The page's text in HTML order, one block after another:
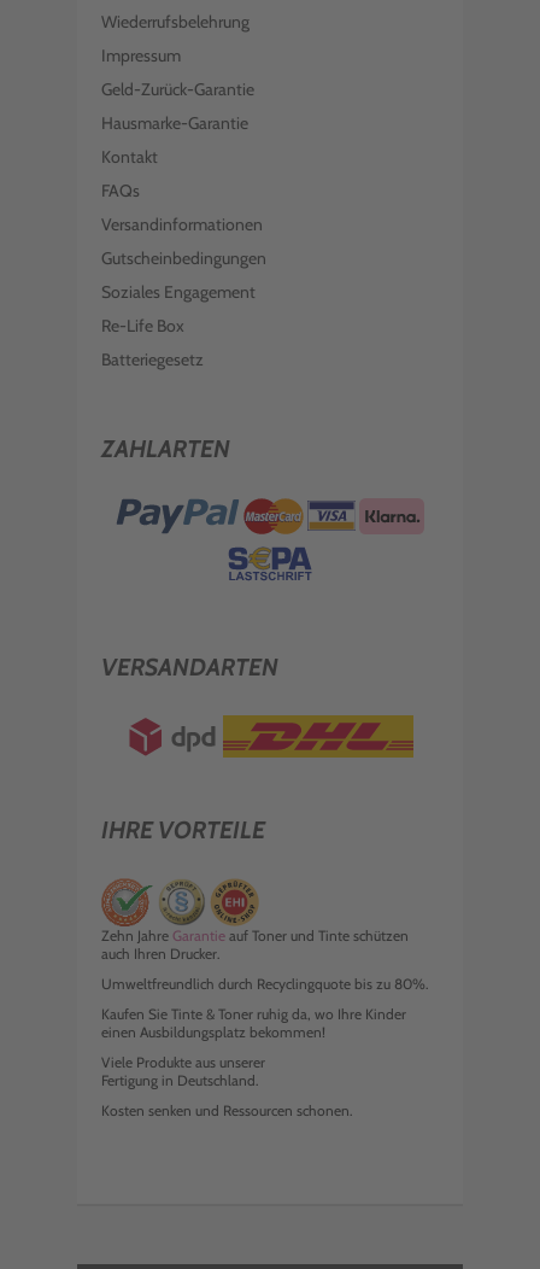
Wiederrufsbelehrung
Impressum
Geld-Zurück-Garantie
Hausmarke-Garantie
Kontakt
FAQs
Versandinformationen
Gutscheinbedingungen
Soziales Engagement
Re-Life Box
Batteriegesetz
ZAHLARTEN
VERSANDARTEN
IHRE VORTEILE
Zehn Jahre Garantie auf Toner und Tinte schützen
auch Ihren Drucker.
Umweltfreundlich durch Recyclingquote bis zu 80%.
Kaufen Sie Tinte & Toner ruhig da, wo Ihre Kinder
einen Ausbildungsplatz bekommen!
Viele Produkte aus unserer
Fertigung in Deutschland.
Kosten senken und Ressourcen schonen.